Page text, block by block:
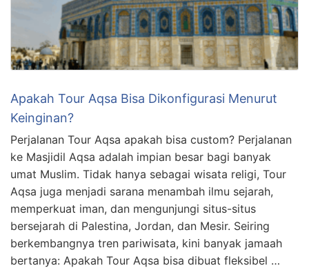
Apakah Tour Aqsa Bisa Dikonfigurasi Menurut
Keinginan?
Perjalanan Tour Aqsa apakah bisa custom? Perjalanan
ke Masjidil Aqsa adalah impian besar bagi banyak
umat Muslim. Tidak hanya sebagai wisata religi, Tour
Aqsa juga menjadi sarana menambah ilmu sejarah,
memperkuat iman, dan mengunjungi situs-situs
bersejarah di Palestina, Jordan, dan Mesir. Seiring
berkembangnya tren pariwisata, kini banyak jamaah
bertanya: Apakah Tour Aqsa bisa dibuat fleksibel …